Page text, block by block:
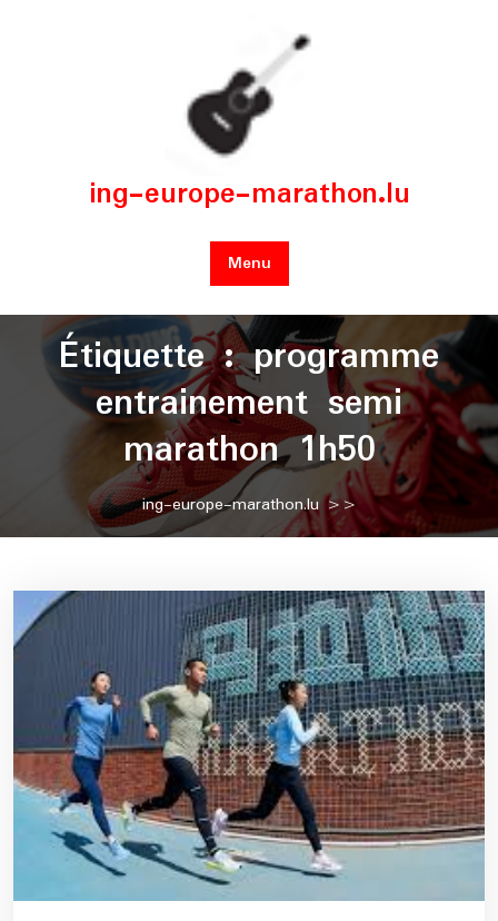
ing-europe-marathon.lu
Menu
Étiquette :programme
entrainement semi
marathon 1h50
ing-europe-marathon.lu>>